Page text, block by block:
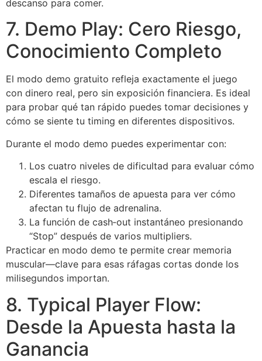
descanso para comer.
7. Demo Play: Cero Riesgo,
Conocimiento Completo
El modo demo gratuito refleja exactamente el juego
con dinero real, pero sin exposición financiera. Es ideal
para probar qué tan rápido puedes tomar decisiones y
cómo se siente tu timing en diferentes dispositivos.
Durante el modo demo puedes experimentar con:
Los cuatro niveles de dificultad para evaluar cómo
escala el riesgo.
Diferentes tamaños de apuesta para ver cómo
afectan tu flujo de adrenalina.
La función de cash‑out instantáneo presionando
“Stop” después de varios multipliers.
Practicar en modo demo te permite crear memoria
muscular—clave para esas ráfagas cortas donde los
milisegundos importan.
8. Typical Player Flow:
Desde la Apuesta hasta la
Ganancia